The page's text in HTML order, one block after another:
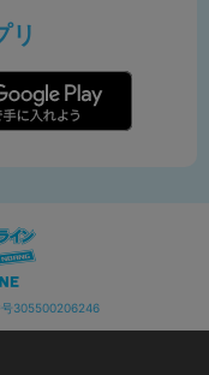
リ
号305500206246